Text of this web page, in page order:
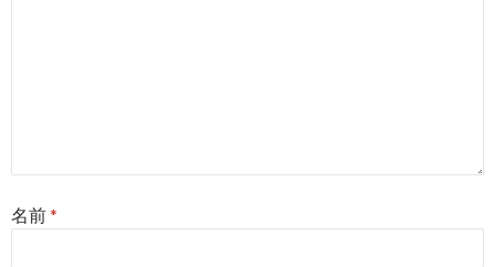
名前*